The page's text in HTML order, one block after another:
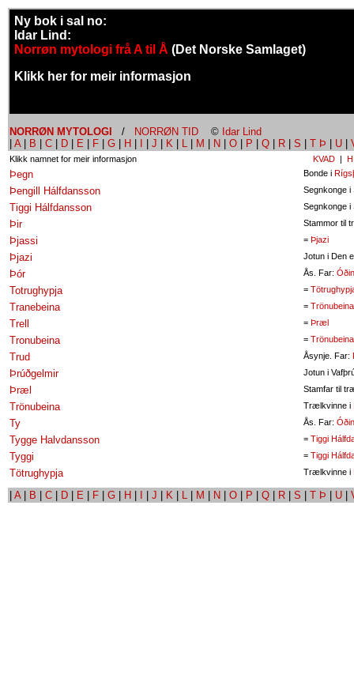
Ny bok i sal no:
Idar Lind:
Norrøn mytologi frå A til Å (Det Norske Samlaget)
Klikk her for meir informasjon
NORRØN MYTOLOGI / NORRØN TID © Idar Lind
A B C D E F G H J K L M N O P Q R S T Þ U
Klikk namnet for meir informasjon KVAD |
Þegn Bonde i
Þengill Hálfdansson Segnkonge i
Tiggi Hálfdansson Segnkonge i
Þir Stammor til
Þjassi = Þjazi
Þjazi Jotun i Den
Þór Ås. Far:
Totrughypja =
Tranebeina = Trönubeina
Trell = Þræl
Tronubeina = Trönubeina
Trud Åsynje. Far:
Þrúðgelmir Jotun i
Þræl Stamfar til
Trönubeina Trælkvinne i
Ty Ås. Far:
Tygge Halvdansson = Tiggi
Tyggi = Tiggi
Tötrughypja Trælkvinne i
A B C D E F G H J K L M N O P Q R S T Þ U